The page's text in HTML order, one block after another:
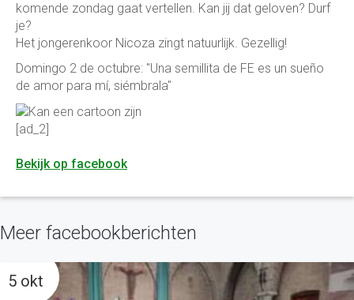
komende zondag gaat vertellen. Kan jij dat geloven? Durf
je?
Het jongerenkoor Nicoza zingt natuurlijk. Gezellig!
Domingo 2 de octubre: "Una semillita de FE es un sueño
de amor para mí, siémbrala"
[ad_2]
Bekijk op facebook
Meer facebookberichten
5 okt